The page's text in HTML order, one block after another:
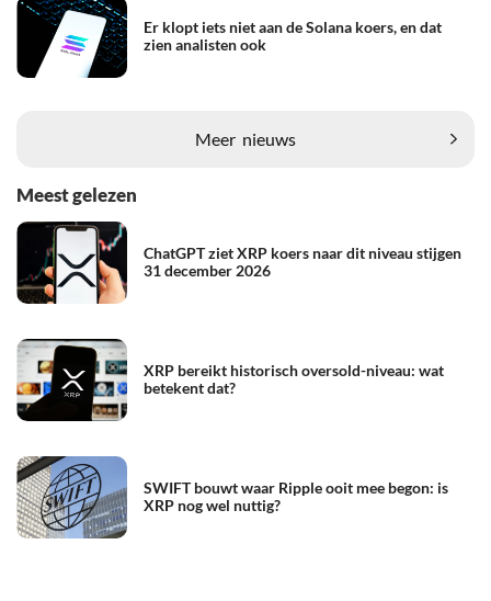
Er klopt iets niet aan de Solana koers, en dat
zien analisten ook
Meer nieuws
Meest gelezen
ChatGPT ziet XRP koers naar dit niveau stijgen
31 december 2026
XRP bereikt historisch oversold-niveau: wat
betekent dat?
SWIFT bouwt waar Ripple ooit mee begon: is
XRP nog wel nuttig?